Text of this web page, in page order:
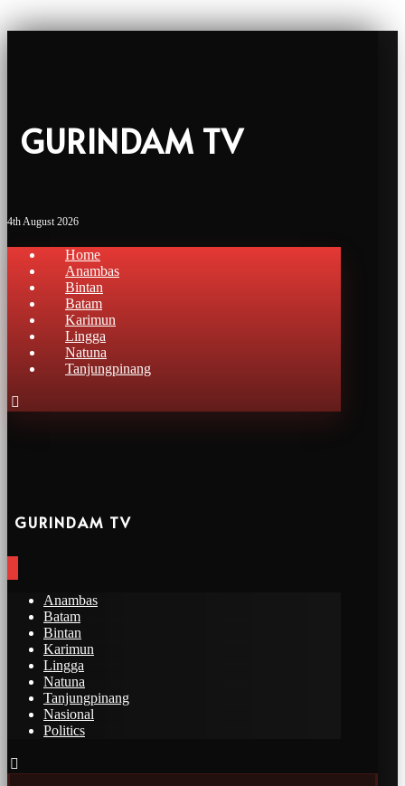
GURINDAM TV
4th August 2026
Home
Anambas
Bintan
Batam
Karimun
Lingga
Natuna
Tanjungpinang
GURINDAM TV
Anambas
Batam
Bintan
Karimun
Lingga
Natuna
Tanjungpinang
Nasional
Politics